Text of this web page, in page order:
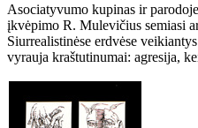
Asociatyvumo kupinas ir
įkvėpimo R. Mulevičius semiasi
Siurrealistinėse erdvėse
vyrauja kraštutinumai: agresija,